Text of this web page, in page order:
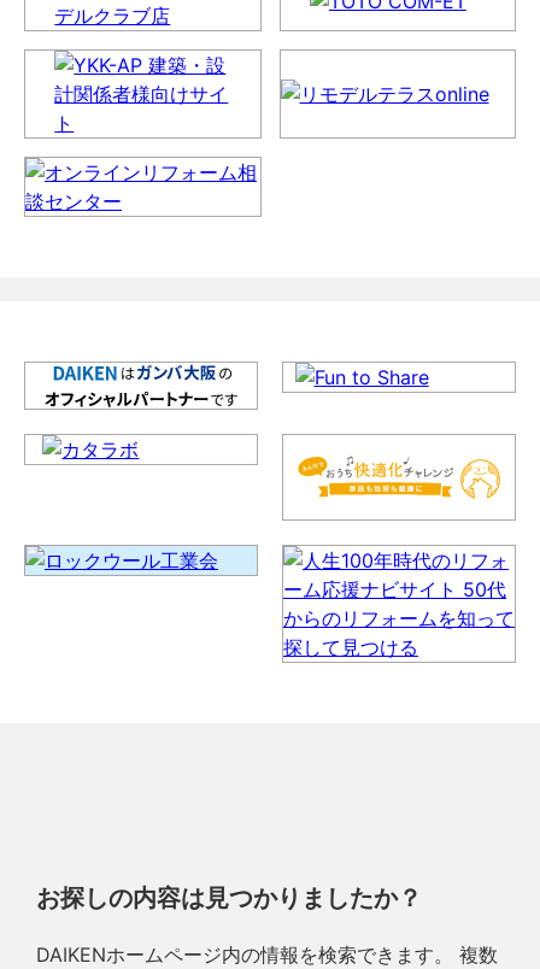
お探しの内容は見つかりましたか？
DAIKENホームページ内の情報を検索できます。 複数